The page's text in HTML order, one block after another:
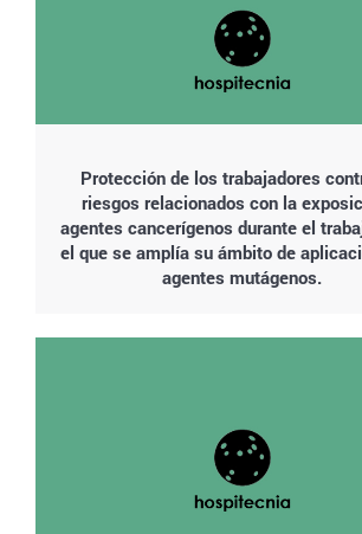
Protección de los trabajadores
riesgos relacionados con la
agentes cancerígenos durante el
el que se amplía su ámbito de
agentes mutágenos.